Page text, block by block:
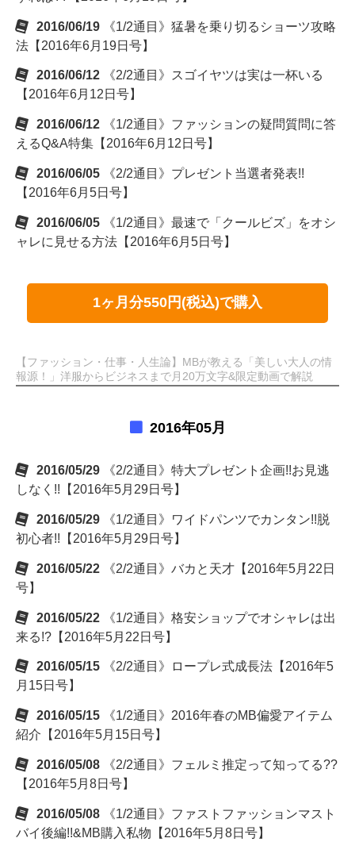
2016/06/19
《1/2通目》猛暑を乗り切るショーツ攻略
法【2016年6月19日号】
2016/06/12
《2/2通目》スゴイヤツは実は一杯いる
【2016年6月12日号】
2016/06/12
《1/2通目》ファッションの疑問質問に答
えるQ&A特集【2016年6月12日号】
2016/06/05
《2/2通目》プレゼント当選者発表!!
【2016年6月5日号】
2016/06/05
《1/2通目》最速で「クールビズ」をオシ
ャレに見せる方法【2016年6月5日号】
1ヶ月分550円(税込)で購入
【ファッション・仕事・人生論】MBが教える「美しい大人の情
報源！」洋服からビジネスまで月20万文字&限定動画で解説
2016年05月
2016/05/29
《2/2通目》特大プレゼント企画!!お見逃
しなく!!【2016年5月29日号】
2016/05/29
《1/2通目》ワイドパンツでカンタン!!脱
初心者!!【2016年5月29日号】
2016/05/22
《2/2通目》バカと天才【2016年5月22日
号】
2016/05/22
《1/2通目》格安ショップでオシャレは出
来る!?【2016年5月22日号】
2016/05/15
《2/2通目》ロープレ式成長法【2016年5
月15日号】
2016/05/15
《1/2通目》2016年春のMB偏愛アイテム
紹介【2016年5月15日号】
2016/05/08
《2/2通目》フェルミ推定って知ってる??
【2016年5月8日号】
2016/05/08
《1/2通目》ファストファッションマスト
バイ後編!!&MB購入私物【2016年5月8日号】